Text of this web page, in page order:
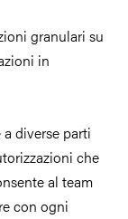
granulari su
in
diverse parti
che
al team
con ogni